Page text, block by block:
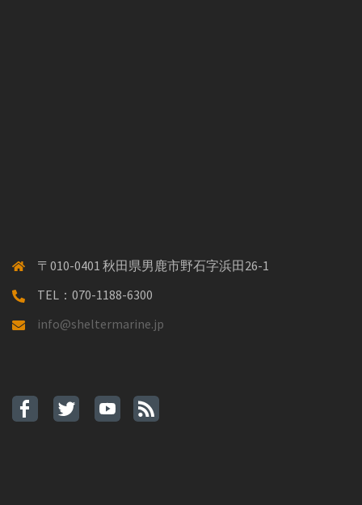
〒010-0401 秋田県男鹿市野石字浜田26-1
TEL：070-1188-6300
info@sheltermarine.jp